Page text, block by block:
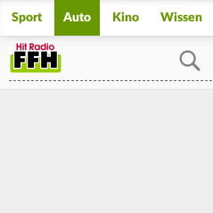
Sport Auto Kino Wissen